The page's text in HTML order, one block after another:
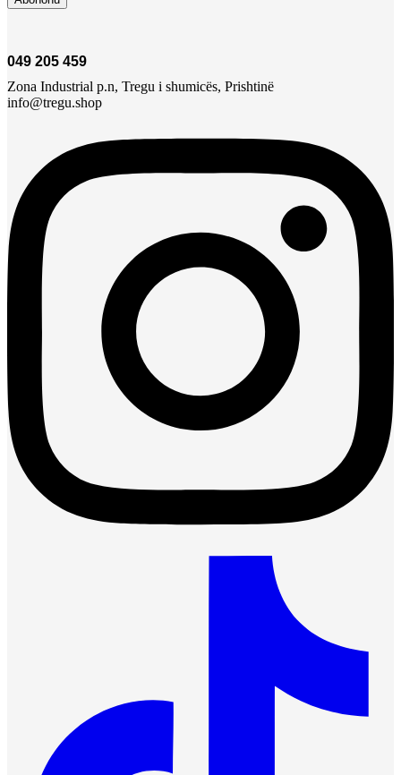
049 205 459
Zona Industrial p.n, Tregu i shumicës, Prishtinë
info@tregu.shop